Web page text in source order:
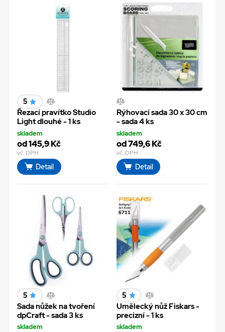
5
Řezací pravítko Studio
Light dlouhé - 1 ks
skladem
od 145,9 Kč
vč. DPH
Detail
Rýhovací sada 30 x 30 cm
- sada 4 ks
skladem
od 749,6 Kč
vč. DPH
Detail
5
Sada nůžek na tvoření
dpCraft - sada 3 ks
skladem
5
Umělecký nůž Fiskars -
precizní - 1 ks
skladem